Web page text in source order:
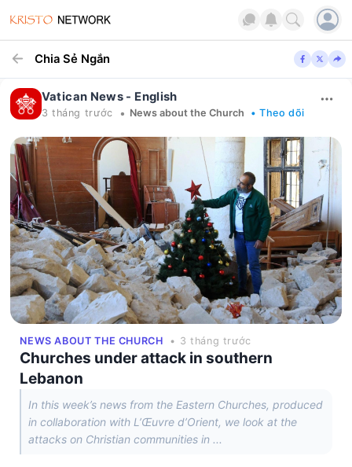
Chia Sẻ Ngắn
Vatican News - English
3 tháng trước • News about the Church • Theo dõi
NEWS ABOUT THE CHURCH • 3 tháng trước
Churches under attack in southern
Lebanon
In this week’s news from the Eastern Churches, produced
in collaboration with L’Œuvre d’Orient, we look at the
attacks on Christian communities in ...